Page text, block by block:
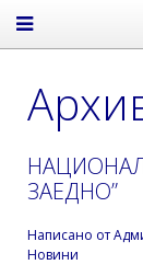
ЗАЕДНО”
Написано от
Новини